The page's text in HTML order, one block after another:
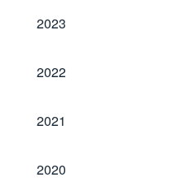
2023
2023
2022
2022
2021
2021
2020
2020